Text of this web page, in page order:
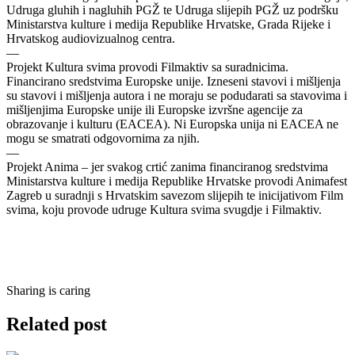
Udruga gluhih i nagluhih PGŽ te Udruga slijepih PGŽ uz podršku
Ministarstva kulture i medija Republike Hrvatske, Grada Rijeke i
Hrvatskog audiovizualnog centra.
—
Projekt Kultura svima provodi Filmaktiv sa suradnicima.
Financirano sredstvima Europske unije. Izneseni stavovi i mišljenja
su stavovi i mišljenja autora i ne moraju se podudarati sa stavovima i
mišljenjima Europske unije ili Europske izvršne agencije za
obrazovanje i kulturu (EACEA). Ni Europska unija ni EACEA ne
mogu se smatrati odgovornima za njih.
—
Projekt Anima – jer svakog crtić zanima financiranog sredstvima
Ministarstva kulture i medija Republike Hrvatske provodi Animafest
Zagreb u suradnji s Hrvatskim savezom slijepih te inicijativom Film
svima, koju provode udruge Kultura svima svugdje i Filmaktiv.
Sharing is caring
Related post